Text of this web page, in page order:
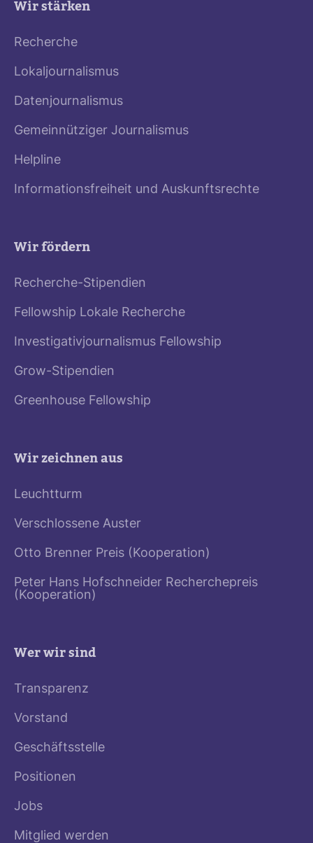
Wir stärken
Recherche
Lokaljournalismus
Datenjournalismus
Gemeinnütziger Journalismus
Helpline
Informationsfreiheit und Auskunftsrechte
Wir fördern
Recherche-Stipendien
Fellowship Lokale Recherche
Investigativjournalismus Fellowship
Grow-Stipendien
Greenhouse Fellowship
Wir zeichnen aus
Leuchtturm
Verschlossene Auster
Otto Brenner Preis (Kooperation)
Peter Hans Hofschneider Recherchepreis
(Kooperation)
Wer wir sind
Transparenz
Vorstand
Geschäftsstelle
Positionen
Jobs
Mitglied werden